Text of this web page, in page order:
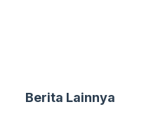
Berita Lainnya